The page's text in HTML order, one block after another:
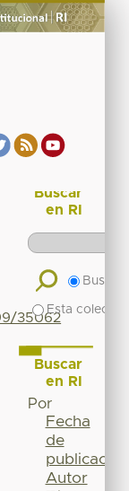
35062
Buscar
en RI
Buscar
Esta
Buscar
en RI
Por
Fecha
de
publicación
Autor